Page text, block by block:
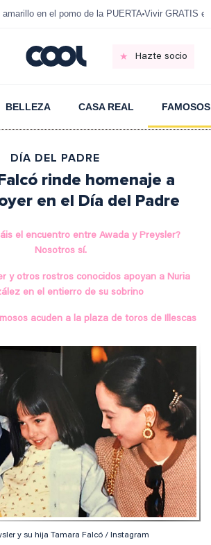
amarillo en el pomo de la PUERTA Vivir GRATIS
Hazte socio
BELLEZA CASA REAL FAMOSOS
DÍA DEL PADRE
rinde homenaje a
en el Día del Padre
el encuentro entre Awada y Preysler?
Nosotros sí.
y otros rostros conocidos apoyan a Nuria
en el entierro de su sobrino
acuden a la plaza de toros de Illescas
y su hija Tamara Falcó / Instagram